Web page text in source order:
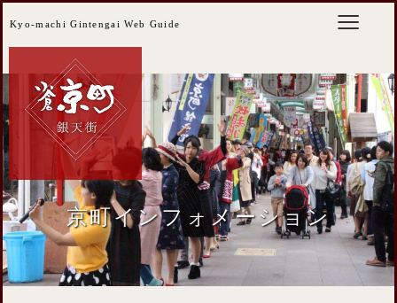
Kyo-machi Gintengai Web Guide
京町インフォメーション